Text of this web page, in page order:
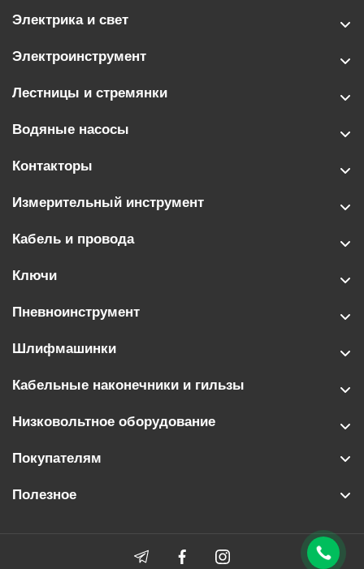
Электрика и свет
Электроинструмент
Лестницы и стремянки
Водяные насосы
Контакторы
Измерительный инструмент
Кабель и провода
Ключи
Пневноинструмент
Шлифмашинки
Кабельные наконечники и гильзы
Низковольтное оборудование
Покупателям
Полезное